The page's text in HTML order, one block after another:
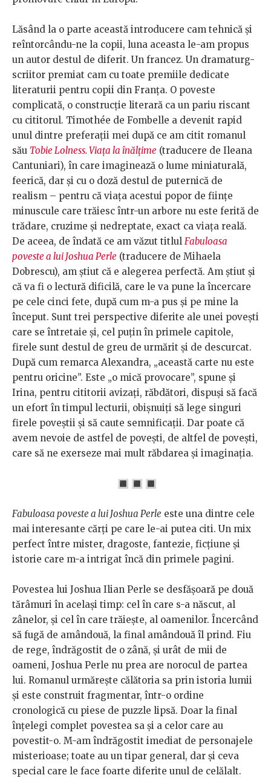
Lăsând la o parte această introducere cam tehnică și
reîntorcându-ne la copii, luna aceasta le-am propus
un autor destul de diferit. Un francez. Un dramaturg-
scriitor premiat cam cu toate premiile dedicate
literaturii pentru copii din Franța. O poveste
complicată, o construcție literară ca un pariu riscant
cu cititorul. Timothée de Fombelle a devenit rapid
unul dintre preferații mei după ce am citit romanul
său Tobie Lolness. Viața la înălțime (traducere de Ileana
Cantuniari), în care imaginează o lume miniaturală,
feerică, dar și cu o doză destul de puternică de
realism – pentru că viața acestui popor de ființe
minuscule care trăiesc într-un arbore nu este ferită de
trădare, cruzime și nedreptate, exact ca viața reală.
De aceea, de îndată ce am văzut titlul Fabuloasa
poveste a lui Joshua Perle (traducere de Mihaela
Dobrescu), am știut că e alegerea perfectă. Am știut și
că va fi o lectură dificilă, care le va pune la încercare
pe cele cinci fete, după cum m-a pus și pe mine la
început. Sunt trei perspective diferite ale unei povești
care se întretaie și, cel puțin în primele capitole,
firele sunt destul de greu de urmărit și de descurcat.
După cum remarca Alexandra, „această carte nu este
pentru oricine”. Este „o mică provocare”, spune și
Irina, pentru cititorii avizați, răbdători, dispuși să facă
un efort în timpul lecturii, obișnuiți să lege singuri
firele poveștii și să caute semnificații. Dar poate că
avem nevoie de astfel de povești, de altfel de povești,
care să ne exerseze mai mult răbdarea și imaginația.
🔳 🔳 🔳
Fabuloasa poveste a lui Joshua Perle este una dintre cele
mai interesante cărți pe care le-ai putea citi. Un mix
perfect între mister, dragoste, fantezie, ficțiune și
istorie care m-a intrigat încă din primele pagini.
Povestea lui Joshua Ilian Perle se desfășoară pe două
tărâmuri în același timp: cel în care s-a născut, al
zânelor, și cel în care trăiește, al oamenilor. Încercând
să fugă de amândouă, la final amândouă îl prind. Fiu
de rege, îndrăgostit de o zână, și urât de mii de
oameni, Joshua Perle nu prea are norocul de partea
lui. Romanul urmărește călătoria sa prin istoria lumii
și este construit fragmentar, într-o ordine
cronologică cu piese de puzzle lipsă. Doar la final
înțelegi complet povestea sa și a celor care au
povestit-o. M-am îndrăgostit imediat de personajele
misterioase; toate au un tipar general, dar și ceva
special care le face foarte diferite unul de celălalt.